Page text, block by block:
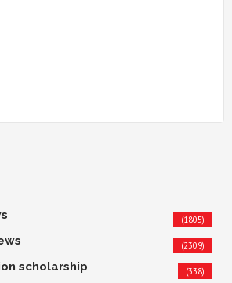
(1805)
(2309)
scholarship (338)